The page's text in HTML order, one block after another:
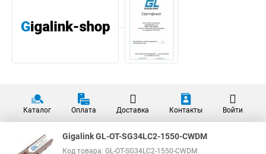
Каталог Оплата Доставка Контакты Войти
Gigalink GL-OT-SG34LC2-1550-CWDM
Код товара: GL-OT-SG34LC2-1550-CWDM